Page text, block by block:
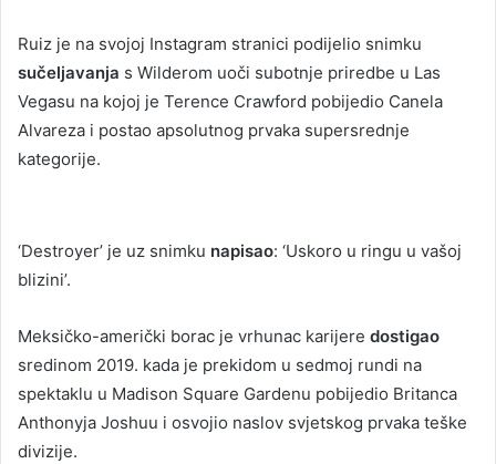
Ruiz je na svojoj Instagram stranici podijelio snimku
sučeljavanja s Wilderom uoči subotnje priredbe u Las
Vegasu na kojoj je Terence Crawford pobijedio Canela
Alvareza i postao apsolutnog prvaka supersrednje
kategorije.
‘Destroyer’ je uz snimku napisao: ‘Uskoro u ringu u vašoj
blizini’.
Meksičko-američki borac je vrhunac karijere dostigao
sredinom 2019. kada je prekidom u sedmoj rundi na
spektaklu u Madison Square Gardenu pobijedio Britanca
Anthonyja Joshuu i osvojio naslov svjetskog prvaka teške
divizije.